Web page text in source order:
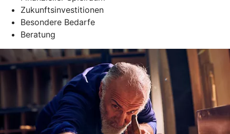
Zukunftsinvestitionen
Besondere Bedarfe
Beratung